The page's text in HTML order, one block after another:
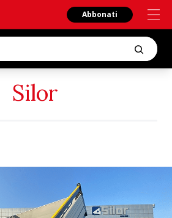
Abbonati
Silor